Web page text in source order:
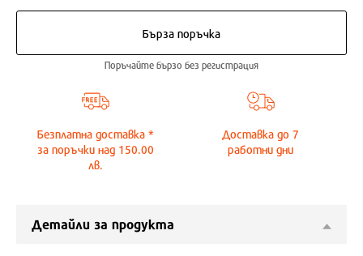
Бърза поръчка
Поръчайте бързо без регистрация
Безплатна доставка *
за поръчки над 150.00
лв.
Доставка до7
работни дни
Детайли за продукта